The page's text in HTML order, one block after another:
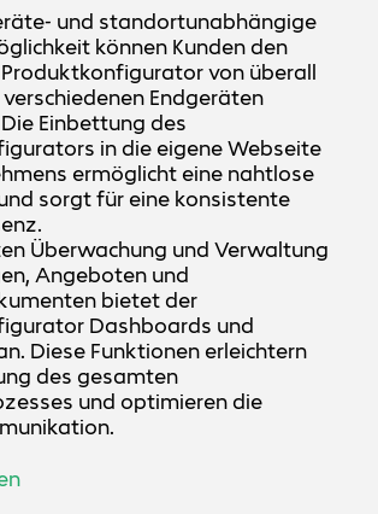
und standortunabhängige
können Kunden den
von überall
Endgeräten
Einbettung des
in die eigene Webseite
ermöglicht eine nahtlose
sorgt für eine konsistente
Überwachung und Verwaltung
Angeboten und
bietet der
Dashboards und
Diese Funktionen erleichtern
des gesamten
und optimieren die